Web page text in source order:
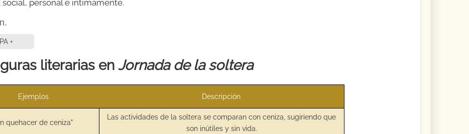
personal e íntimamente.
+
literarias en Jornada de la soltera
Ejemplos Descripción
quehacer de ceniza"
Las actividades de la soltera se comparan con ceniza, sugiriendo que
son inútiles y sin vida.